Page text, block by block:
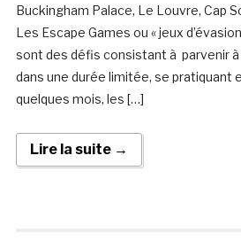
Buckingham Palace, Le Louvre, Cap
Les Escape Games ou « jeux
sont des défis consistant à parvenir à
dans une durée limitée, se pratiquant
quelques mois, les […]
Lire la suite →